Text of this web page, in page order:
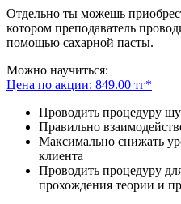
Отдельно ты можешь
котором преподаватель
помощью сахарной пасты.
Можно научиться:
Цена по акции: 849.00 тг*
Проводить процедуру
Правильно
Максимально снижать
клиента
Проводить процедуру
прохождения теории и